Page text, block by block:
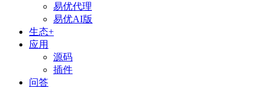
易优代理
易优AI版
生态+
应用
源码
插件
问答